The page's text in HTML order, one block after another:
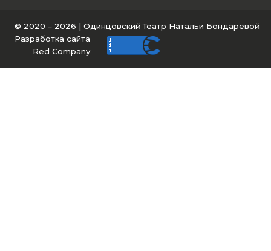
© 2020 – 2026 | Одинцовский Театр Натальи Бондаревой
Разработка сайта
Red Company